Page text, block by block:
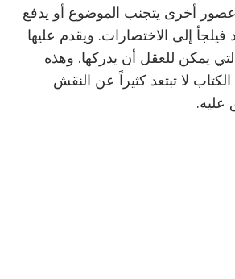
أخرى يتجنب الموضوع أو يدفع
فيلجأ إلى الاختصارات. ويقدم عليها
يمكن للعقل أن يدركها. وهذه
لا تبتعد كثيراً عن النقش
عليه.